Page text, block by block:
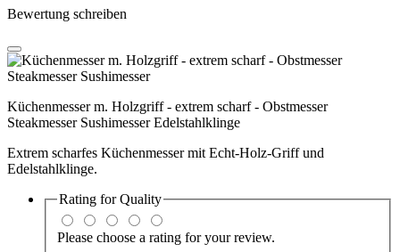
Bewertung schreiben
Küchenmesser m. Holzgriff - extrem scharf - Obstmesser
Steakmesser Sushimesser Edelstahlklinge
Extrem scharfes Küchenmesser mit Echt-Holz-Griff und
Edelstahlklinge.
Rating forQuality
Please choose a rating for your review.